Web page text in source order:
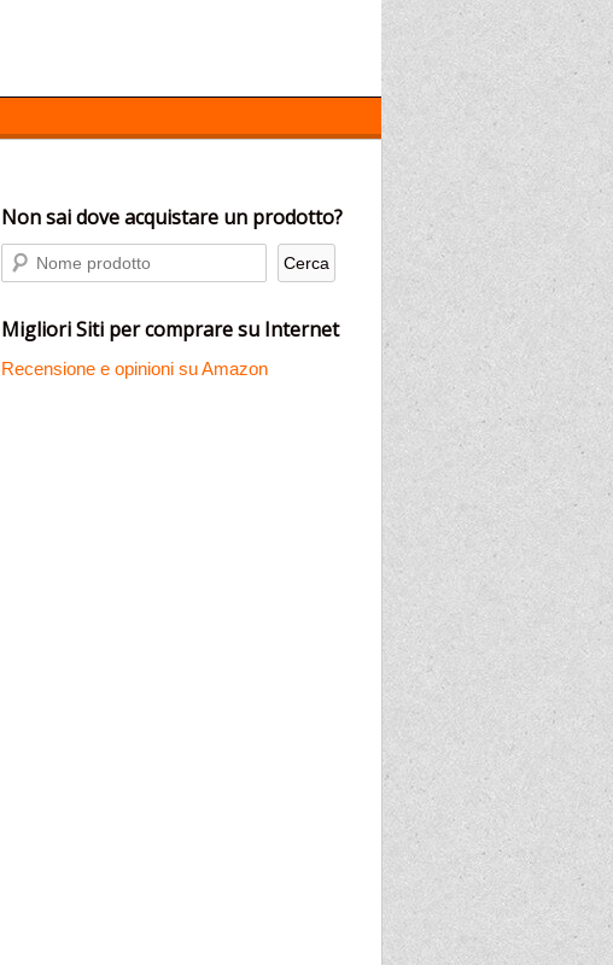
Non sai dove acquistare un prodotto?
Migliori Siti per comprare su Internet
Recensione e opinioni su Amazon